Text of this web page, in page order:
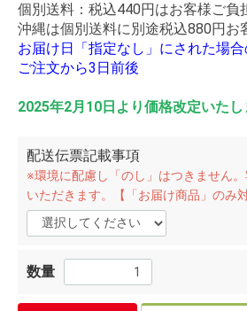
個別送料：税込440円はお客様ご負
沖縄は個別送料に別途税込880円お
お届け日「指定なし」にされた場合
ご注文から3日前後
2025年2月10日より価格改定いたし
配送伝票記載事項
※環境に配慮し「のし」はつきません
いただきます。【「お届け商品」のみ
数量